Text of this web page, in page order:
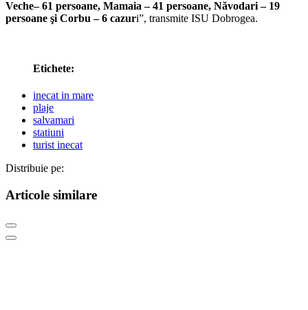
Veche– 61 persoane, Mamaia – 41 persoane, Năvodari – 19
persoane şi Corbu – 6 cazuri”, transmite ISU Dobrogea.
Etichete:
inecat in mare
plaje
salvamari
statiuni
turist inecat
Distribuie pe:
Articole similare